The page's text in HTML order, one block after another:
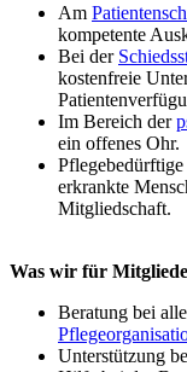
Am
kompetente
Bei der
kostenfreie
Im Bereich der
ein offenes Ohr.
erkrankte
Mitgliedschaft.
Was wir für
Beratung bei
Unterstützung